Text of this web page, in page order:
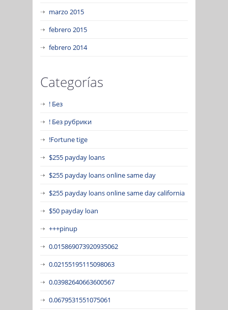
marzo 2015
febrero 2015
febrero 2014
Categorías
! Без
! Без рубрики
!Fortune tige
$255 payday loans
$255 payday loans online same day
$255 payday loans online same day california
$50 payday loan
+++pinup
0.015869073920935062
0.02155195115098063
0.03982640663600567
0.0679531551075061